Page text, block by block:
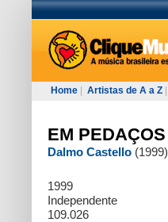
Home Artistas de A a Z
EM PEDAÇOS
Dalmo Castello (1999)
1999
Independente
109.026